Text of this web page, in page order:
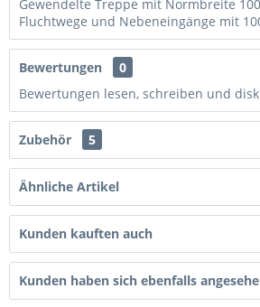
Gewendelte Treppe mit Normbreite
Fluchtwege und Nebeneingänge mit
Bewertungen
0
Bewertungen lesen, schreiben und
Zubehör 5
Ähnliche Artikel
Kunden kauften auch
Kunden haben sich ebenfalls